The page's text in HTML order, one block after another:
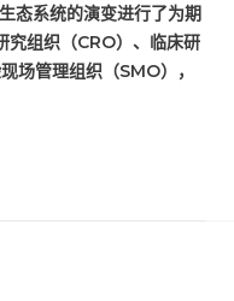
态系统的演变进行了为期
究组织（CRO）、临床研
场管理组织（SMO），